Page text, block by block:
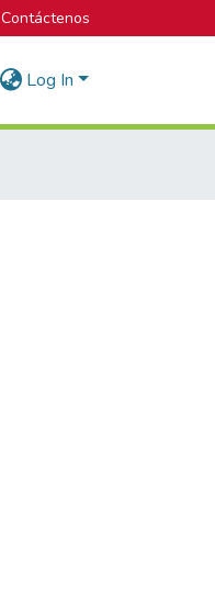
Contáctenos
Log In